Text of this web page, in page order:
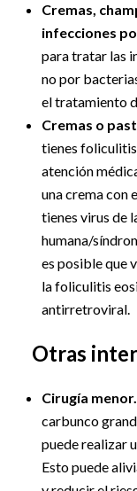
Cremas,
infecciones
para tratar las
no por
el tratamiento
Cremas o
tienes
atención
una crema con
tienes virus de
humana/
es posible que
la foliculitis
antirretroviral.
Otras
Cirugía menor.
carbunco
puede realizar
Esto puede